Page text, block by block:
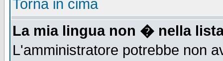
Torna in cima
La mia lingua non � nella
L'amministratore potrebbe non